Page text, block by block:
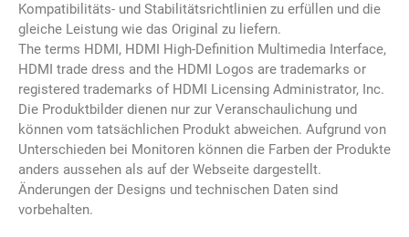
Kompatibilitäts- und Stabilitätsrichtlinien zu erfüllen und die
gleiche Leistung wie das Original zu liefern.
The terms HDMI, HDMI High-Definition Multimedia Interface,
HDMI trade dress and the HDMI Logos are trademarks or
registered trademarks of HDMI Licensing Administrator, Inc.
Die Produktbilder dienen nur zur Veranschaulichung und
können vom tatsächlichen Produkt abweichen. Aufgrund von
Unterschieden bei Monitoren können die Farben der Produkte
anders aussehen als auf der Webseite dargestellt.
Änderungen der Designs und technischen Daten sind
vorbehalten.